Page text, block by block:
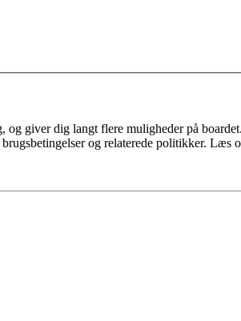
giver dig langt flere muligheder på
og relaterede politikker. Læs